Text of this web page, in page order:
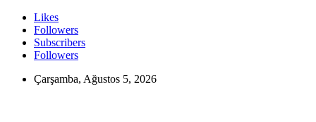
Likes
Followers
Subscribers
Followers
Çarşamba, Ağustos 5, 2026